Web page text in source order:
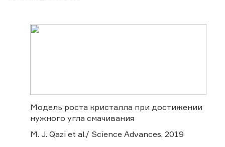
Модель роста кристалла при достижении
нужного угла смачивания
M. J. Qazi et al./ Science Advances, 2019